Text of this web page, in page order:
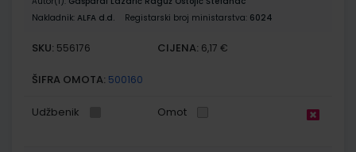
Nakladnik: ALFA d.d. Registarski broj ministarstva: 6024
SKU: 556176 CIJENA: 6,17 €
ŠIFRA OMOTA: 500160
Udžbenik Omot